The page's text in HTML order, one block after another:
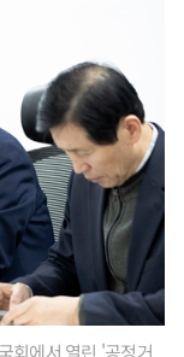
회에서 열린 '공정거